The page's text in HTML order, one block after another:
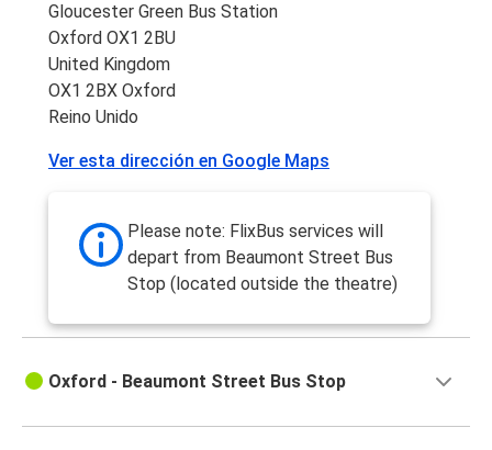
Gloucester Green Bus Station
Oxford OX1 2BU
United Kingdom
OX1 2BX Oxford
Reino Unido
Ver esta dirección en Google Maps
Please note: FlixBus services will
depart from Beaumont Street Bus
Stop (located outside the theatre)
Oxford - Beaumont Street Bus Stop